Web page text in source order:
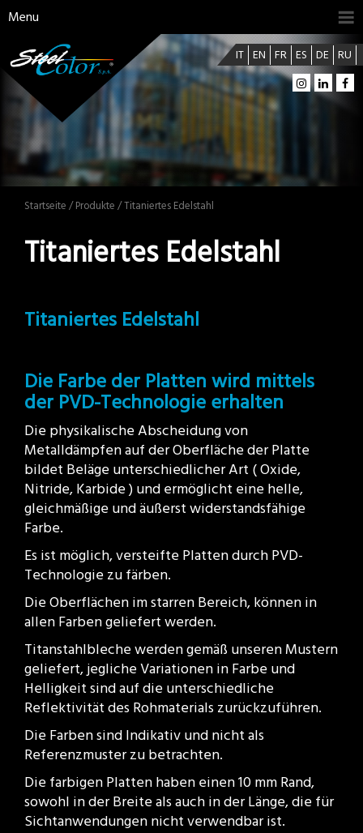
Menu
IT EN FR ES DE RU
Startseite /Produkte / Titaniertes Edelstahl
Titaniertes Edelstahl
Titaniertes Edelstahl
Die Farbe der Platten wird mittels
der PVD-Technologie erhalten
Die physikalische Abscheidung von
Metalldämpfen auf der Oberfläche der Platte
bildet Beläge unterschiedlicher Art ( Oxide,
Nitride, Karbide ) und ermöglicht eine helle,
gleichmäßige und äußerst widerstandsfähige
Farbe.
Es ist möglich, versteifte Platten durch PVD-
Technologie zu färben.
Die Oberflächen im starren Bereich, können in
allen Farben geliefert werden.
Titanstahlbleche werden gemäß unseren Mustern
geliefert, jegliche Variationen in Farbe und
Helligkeit sind auf die unterschiedliche
Reflektivität des Rohmaterials zurückzuführen.
Die Farben sind Indikativ und nicht als
Referenzmuster zu betrachten.
Die farbigen Platten haben einen 10 mm Rand,
sowohl in der Breite als auch in der Länge, die für
Sichtanwendungen nicht verwendbar ist.